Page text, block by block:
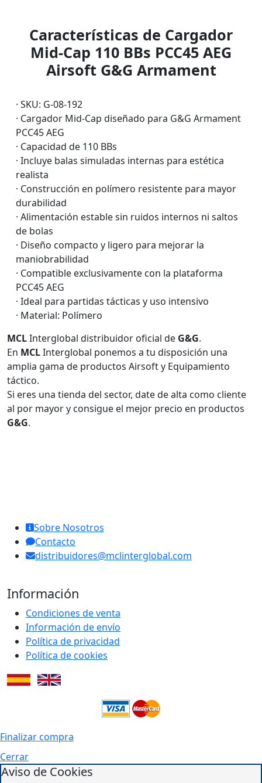
Características de Cargador
Mid-Cap 110 BBs PCC45 AEG
Airsoft G&G Armament
· SKU: G-08-192
· Cargador Mid-Cap diseñado para G&G Armament
PCC45 AEG
· Capacidad de 110 BBs
· Incluye balas simuladas internas para estética
realista
· Construcción en polímero resistente para mayor
durabilidad
· Alimentación estable sin ruidos internos ni saltos
de bolas
· Diseño compacto y ligero para mejorar la
maniobrabilidad
· Compatible exclusivamente con la plataforma
PCC45 AEG
· Ideal para partidas tácticas y uso intensivo
· Material: Polímero
MCLInterglobal distribuidor oficial de G&G.
En MCLInterglobal ponemos a tu disposición una
amplia gama de productos Airsoft y Equipamiento
táctico.
Si eres una tienda del sector, date de alta como cliente
al por mayor y consigue el mejor precio en productos
G&G.
Sobre Nosotros
Contacto
distribuidores@mclinterglobal.com
Información
Condiciones de venta
Información de envío
Política de privacidad
Política de cookies
Finalizar compra
Cerrar
Aviso de Cookies